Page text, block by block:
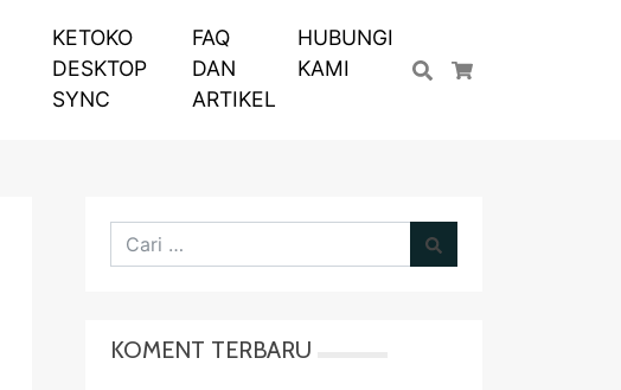
KETOKO
DESKTOP
SYNC
FAQ
DAN
ARTIKEL
HUBUNGI
KAMI
Cari
KOMENT TERBARU